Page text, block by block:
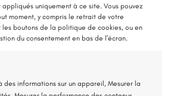
uniquement à ce site. Vous pouvez
moment, y compris le retrait de votre
boutons de la politique de cookies, ou en
du consentement en bas de l’écran.
informations sur un appareil, Mesurer la
pour générer 4 kWh de chaleur.
et économique
des calories naturellement présentes dans